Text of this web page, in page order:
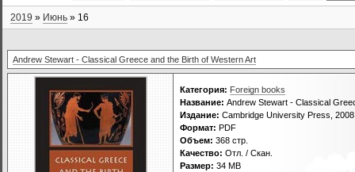
2019 » Июнь » 16
Andrew Stewart - Classical Greece and the Birth of Western Art
Категория: Foreign books
Название: Andrew Stewart - Classical
Издание: Cambridge University Press, 2008
Формат: PDF
Объем: 368 стр.
Качество: Отл. / Скан.
Размер: 34 МВ